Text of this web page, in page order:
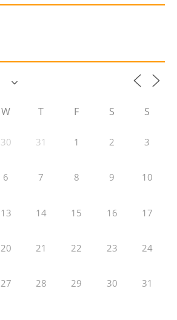
W T F S S
30 31 1 2 3
6 7 8 9 10
13 14 15 16 17
20 21 22 23 24
27 28 29 30 31